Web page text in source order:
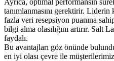
tanımlanmasını gerektirir.
fazla veri resepsiyon puanına
bilgi alma olasılığını artırır. Salt
faydalı.
Bu avantajları göz önünde
en iyi olası çevre ile